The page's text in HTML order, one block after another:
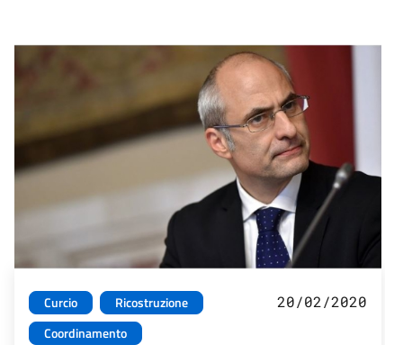
Curcio
Ricostruzione
Coordinamento
20/02/2020